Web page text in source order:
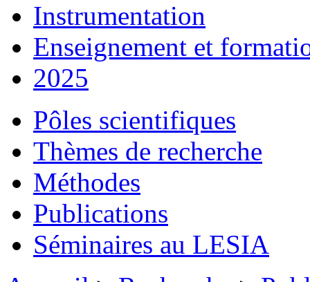
Instrumentation
Enseignement et
2025
Pôles scientifiques
Thèmes de recherche
Méthodes
Publications
Séminaires au LESIA